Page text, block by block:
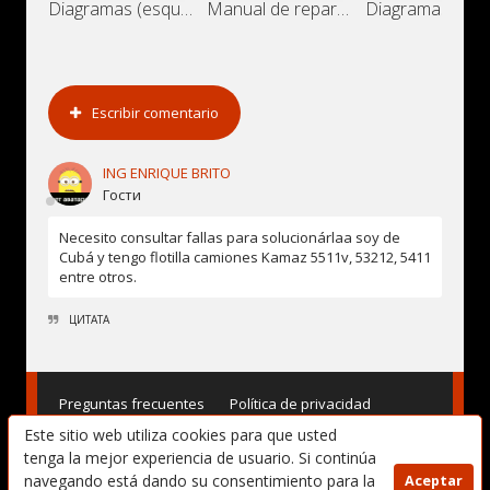
Este sitio web utiliza cookies para que usted
tenga la mejor experiencia de usuario. Si continúa
navegando está dando su consentimiento para la
Aceptar
Diagramas (esquemas) eléctricos Manual de reparación de coche Alfa
Escribir comentario
ING ENRIQUE BRITO
Гости
Necesito consultar fallas para solucionárlaa soy de
Cubá y tengo flotilla camiones Kamaz 5511v, 53212, 5411
entre otros.
ЦИТАТА
Preguntas frecuentes Política de privacidad
Términos de uso DMCA Contacto